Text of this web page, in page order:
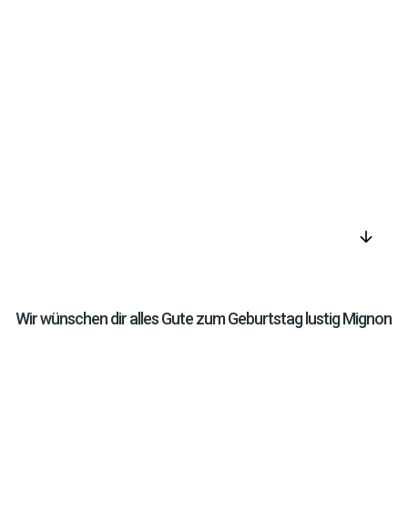
arrow_downward
Wir wünschen dir alles Gute zum Geburtstag lustig Mignon